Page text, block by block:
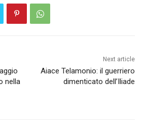
nella
Next article
Aiace Telamonio: il guerriero
dimenticato dell’Iliade